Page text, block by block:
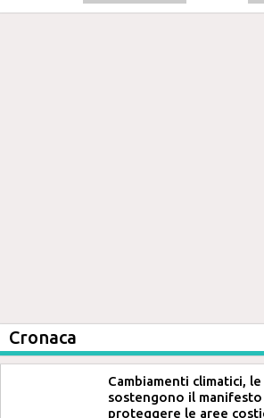
Cronaca
Cambiamenti climatici,
sostengono il
proteggere le aree